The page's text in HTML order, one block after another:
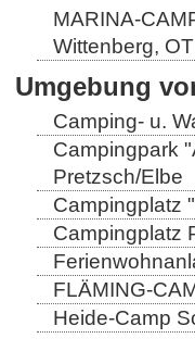
MARINA-
Wittenberg,
Umgebung
Camping- u.
Campingpark
Pretzsch/Elbe
Campingplatz
Campingplatz
FLÄMING-
Heide-Camp